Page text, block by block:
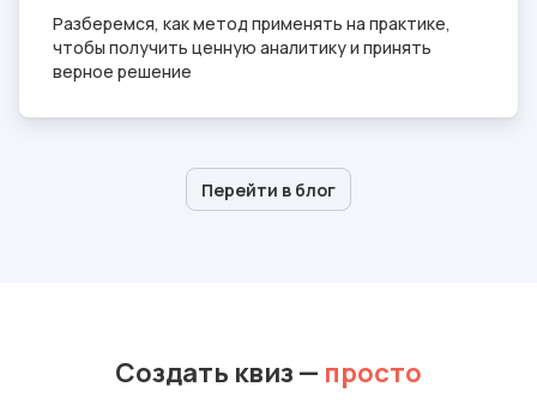
Разберемся, как метод применять на практике,
чтобы получить ценную аналитику и принять
верное решение
Перейти в блог
Создать квиз — просто